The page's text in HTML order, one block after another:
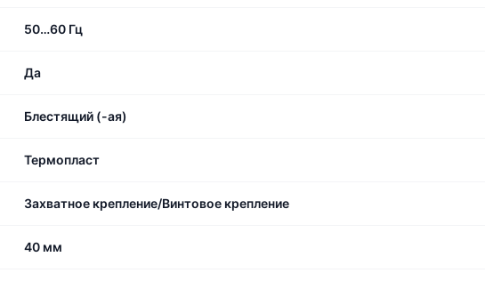
50…60 Гц
Да
Блестящий (-ая)
Термопласт
Захватное крепление/Винтовое крепление
40 мм